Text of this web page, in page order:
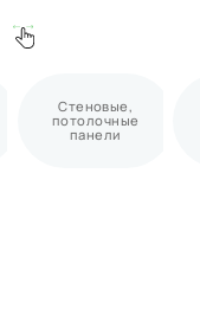
Стеновые,
потолочные
панели